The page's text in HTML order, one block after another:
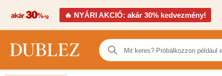
🔥 NYÁRI AKCIÓ: akár 30% kedvezmény!